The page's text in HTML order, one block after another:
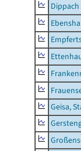
Dippach
Geisa,